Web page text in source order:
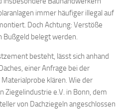
immer häufiger illegal auf
Doch Achtung: Verstöße
Bußgeld belegt werden.
besteht, lässt sich anhand
einer Anfrage bei der
klären. Wie der
Ziegelindustrie e.V. in Bonn, dem
von Dachziegeln angeschlossen